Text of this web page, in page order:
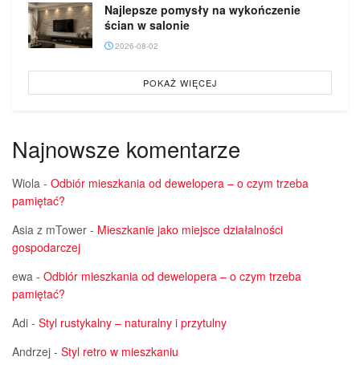
Najlepsze pomysły na wykończenie
ścian w salonie
2026-08-02
POKAŻ WIĘCEJ
Najnowsze komentarze
Wiola - Odbiór mieszkania od dewelopera – o czym trzeba
pamiętać?
Asia z mTower - Mieszkanie jako miejsce działalności
gospodarczej
ewa - Odbiór mieszkania od dewelopera – o czym trzeba
pamiętać?
Adi - Styl rustykalny – naturalny i przytulny
Andrzej - Styl retro w mieszkaniu